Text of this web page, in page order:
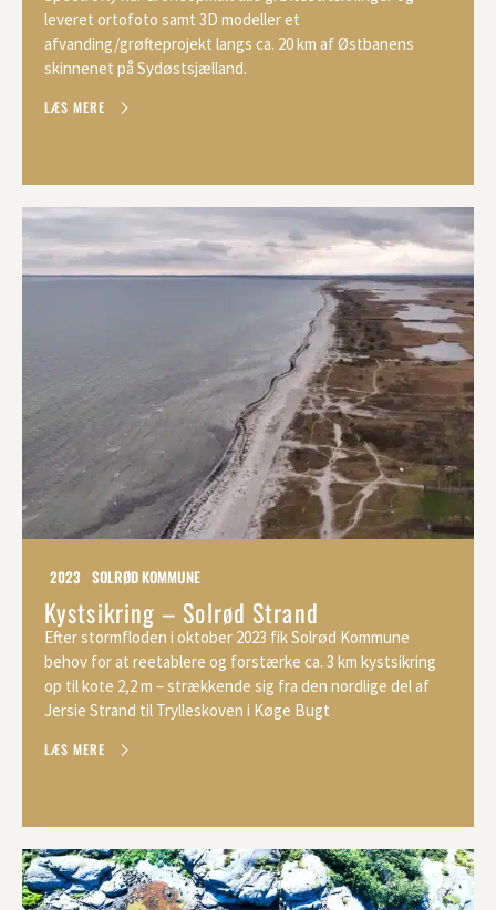
leveret ortofoto samt 3D modeller et
afvanding/grøfteprojekt langs ca. 20 km af Østbanens
skinnenet på Sydøstsjælland.
LÆS MERE
2023 SOLRØD KOMMUNE
Kystsikring – Solrød Strand
Efter stormfloden i oktober 2023 fik Solrød Kommune
behov for at reetablere og forstærke ca. 3 km kystsikring
op til kote 2,2 m – strækkende sig fra den nordlige del af
Jersie Strand til Trylleskoven i Køge Bugt
LÆS MERE